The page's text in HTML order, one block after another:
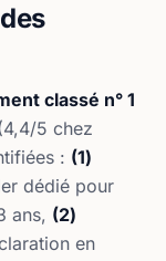
classé n° 1
5 chez
: (1)
dédié pour
ans, (2)
en